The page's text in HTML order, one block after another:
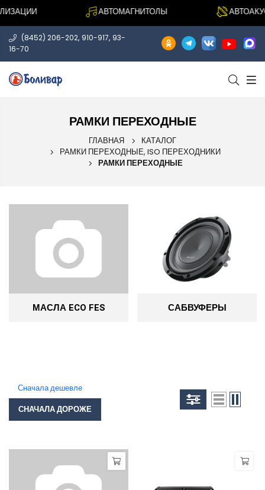
АВТОМАГНИТОЛЫ
(8452) 206-202, 910-917, 93-
16-70
РАМКИ ПЕРЕХОДНЫЕ
ГЛАВНАЯ
КАТАЛОГ
РАМКИ ПЕРЕХОДНЫЕ, ISO ПЕРЕХОДНИКИ
РАМКИ ПЕРЕХОДНЫЕ
МАСЛА ECO FES САБВУФЕРЫ
Сначала дешевле
СНАЧАЛА ДОРОЖЕ